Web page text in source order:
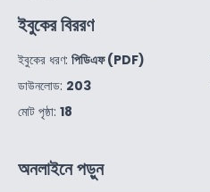
ইবুকের বিররণ
ইবুকের ধরণ: পিডিএফ (PDF)
ডাউনলোড: 203
মোট পৃষ্ঠা: 18
অনলাইনে পড়ুন